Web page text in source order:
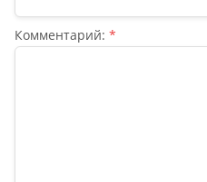
Комментарий: *